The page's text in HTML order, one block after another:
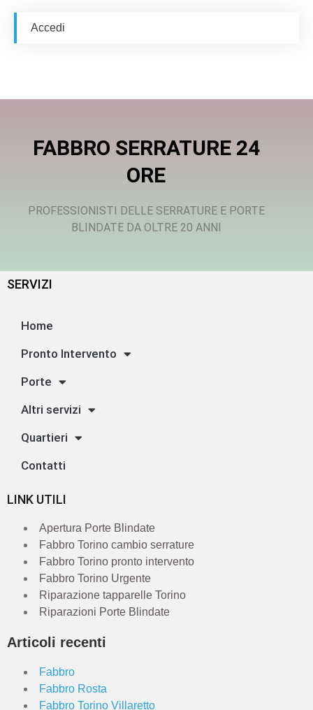
Accedi
FABBRO SERRATURE 24
ORE
PROFESSIONISTI DELLE SERRATURE E PORTE
BLINDATE DA OLTRE 20 ANNI
SERVIZI
Home
Pronto Intervento
Porte
Altri servizi
Quartieri
Contatti
LINK UTILI
Apertura Porte Blindate
Fabbro Torino cambio serrature
Fabbro Torino pronto intervento
Fabbro Torino Urgente
Riparazione tapparelle Torino
Riparazioni Porte Blindate
Articoli recenti
Fabbro
Fabbro Rosta
Fabbro Torino Villaretto